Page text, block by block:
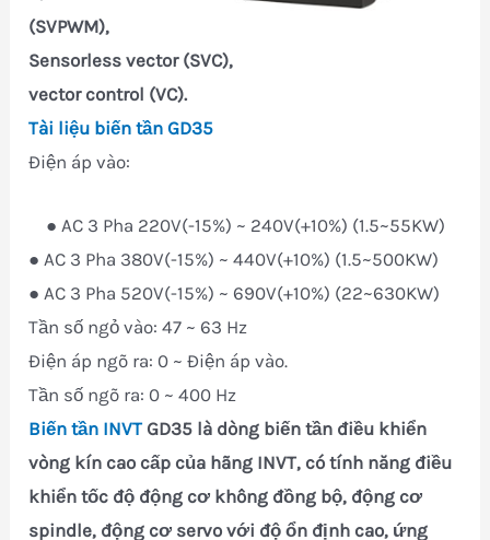
(SVPWM),
Sensorless vector (SVC),
vector control (VC).
Tài liệu biến tần GD35
Điện áp vào:
● AC 3 Pha 220V(-15%) ~ 240V(+10%) (1.5~55KW)
● AC 3 Pha 380V(-15%) ~ 440V(+10%) (1.5~500KW)
● AC 3 Pha 520V(-15%) ~ 690V(+10%) (22~630KW)
Tần số ngỏ vào: 47 ~ 63 Hz
Điện áp ngõ ra: 0 ~ Điện áp vào.
Tần số ngõ ra: 0 ~ 400 Hz
Biến tần INVTGD35 là dòng biến tần điều khiển
vòng kín cao cấp của hãng INVT, có tính năng điều
khiển tốc độ động cơ không đồng bộ, động cơ
spindle, động cơ servo với độ ổn định cao, ứng